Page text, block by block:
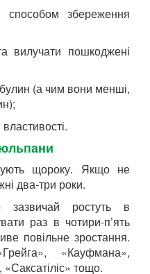
збереження
вилучати пошкоджені
(а чим вони менші,
щороку. Якщо не
два-три роки.
зазвичай ростуть в
раз в чотири-п’ять
повільне зростання.
«Кауфмана»,
тощо.